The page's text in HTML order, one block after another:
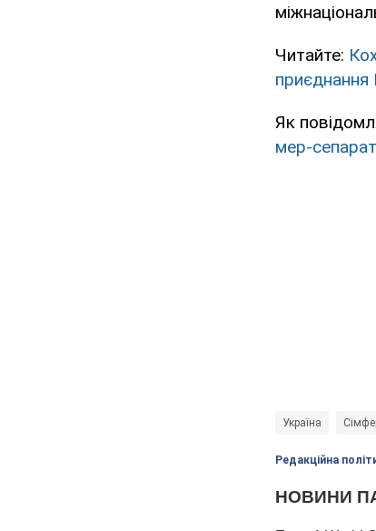
Читайте:
приєднання
Як
мер-
Україна
Редакційна